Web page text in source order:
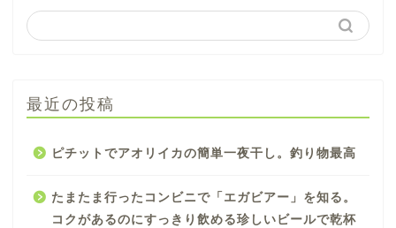
最近の投稿
ピチットでアオリイカの簡単一夜干し。釣り物最高
たまたま行ったコンビニで「エガビアー」を知る。
コクがあるのにすっきり飲める珍しいビールで乾杯